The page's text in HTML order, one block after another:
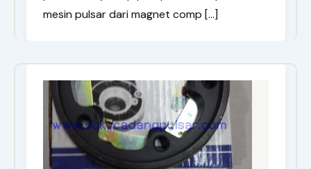
mesin pulsar dari magnet comp […]